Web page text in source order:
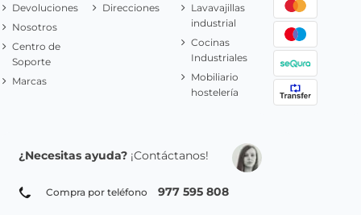
Devoluciones
Nosotros
Centro de
Soporte
Marcas
Direcciones
Lavavajillas
industrial
Cocinas
Industriales
Mobiliario
hostelería
¿Necesitas ayuda? ¡Contáctanos!
Compra por teléfono 977 595 808